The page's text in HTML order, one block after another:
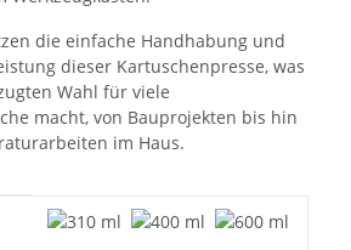
die einfache Handhabung und
dieser Kartuschenpresse, was
Wahl für viele
macht, von Bauprojekten bis hin
im Haus.